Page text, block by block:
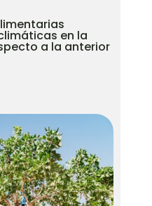
en la
a la anterior